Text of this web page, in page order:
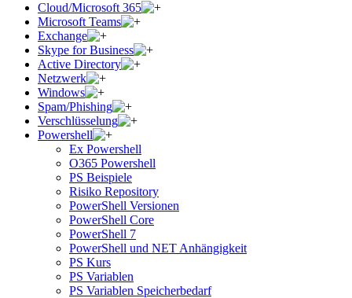
Cloud/Microsoft 365
Microsoft Teams
Exchange
Skype for Business
Active Directory
Netzwerk
Windows
Spam/Phishing
Verschlüsselung
Powershell
Ex Powershell
O365 Powershell
PS Beispiele
Risiko Repository
PowerShell Versionen
PowerShell Core
PowerShell 7
PowerShell und NET Anhängigkeit
PS Kurs
PS Variablen
PS Variablen Speicherbedarf